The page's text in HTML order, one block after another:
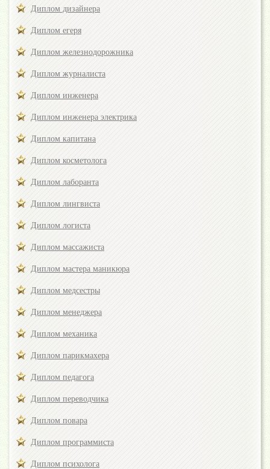
Диплом дизайнера
Диплом егеря
Диплом железнодорожника
Диплом журналиста
Диплом инженера
Диплом инженера электрика
Диплом капитана
Диплом косметолога
Диплом лаборанта
Диплом лингвиста
Диплом логиста
Диплом массажиста
Диплом мастера маникюра
Диплом медсестры
Диплом менеджера
Диплом механика
Диплом парикмахера
Диплом педагога
Диплом переводчика
Диплом повара
Диплом программиста
Диплом психолога